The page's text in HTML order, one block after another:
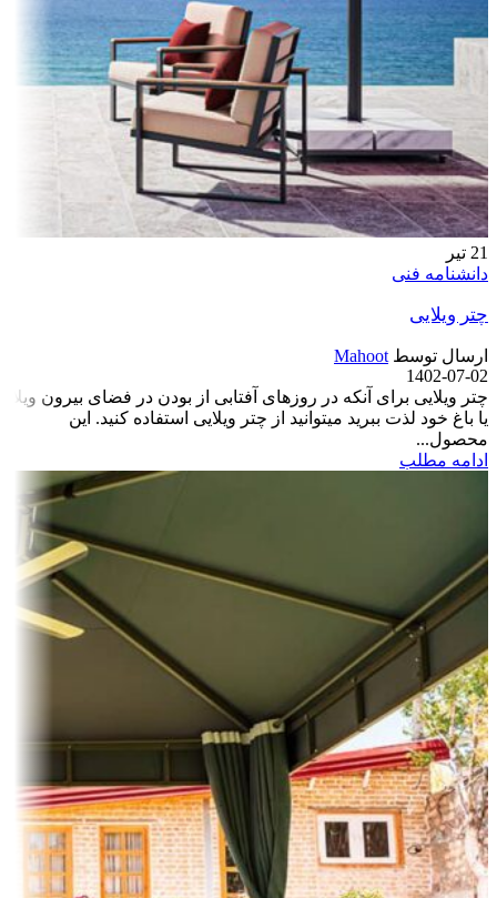
21 تیر
دانشنامه فنی
چتر ویلایی
ارسال توسط Mahoot
1402-07-02
چتر ویلایی برای آن­که در روزهای آفتابی از بودن در فضای بیرون ویلا
یا باغ خود لذت ببرید می­توانید از چتر ویلایی استفاده کنید. این
محصول...
ادامه مطلب